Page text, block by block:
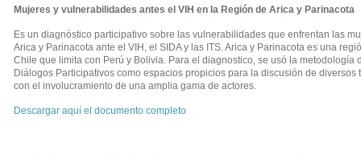
Mujeres y vulnerabilidades antes el VIH en la Región de Arica y Parinacota
Es un diagnóstico participativo sobre las vulnerabilidades que enfrentan las
Arica y Parinacota ante el VIH, el SIDA y las ITS. Arica y Parinacota es una
Chile que limita con Perú y Bolivia. Para el diagnostico, se usó la metodología
Diálogos Participativos como espacios propicios para la discusión de diversos
con el involucramiento de una amplia gama de actores.
Descargar aquí el documento completo